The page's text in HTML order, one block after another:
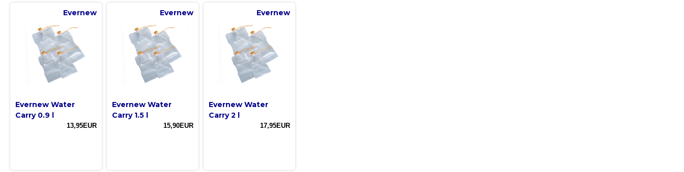
Evernew
Evernew Water
Carry 0.9 l
13,95EUR
Evernew
Evernew Water
Carry 1.5 l
15,90EUR
Evernew
Evernew Water
Carry 2 l
17,95EUR